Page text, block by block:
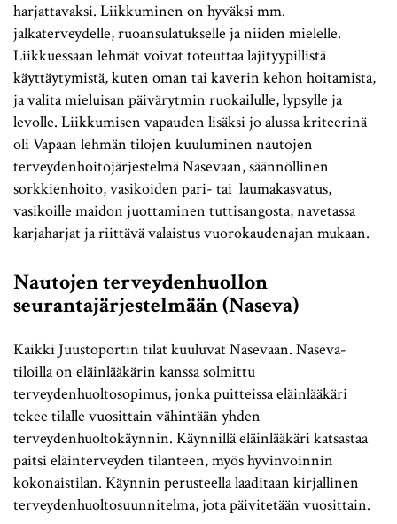
harjattavaksi. Liikkuminen on hyväksi mm.
jalkaterveydelle, ruoansulatukselle ja niiden mielelle.
Liikkuessaan lehmät voivat toteuttaa lajityypillistä
käyttäytymistä, kuten oman tai kaverin kehon hoitamista,
ja valita mieluisan päivärytmin ruokailulle, lypsylle ja
levolle. Liikkumisen vapauden lisäksi jo alussa kriteerinä
oli Vapaan lehmän tilojen kuuluminen nautojen
terveydenhoitojärjestelmä Nasevaan, säännöllinen
sorkkienhoito, vasikoiden pari- tai laumakasvatus,
vasikoille maidon juottaminen tuttisangosta, navetassa
karjaharjat ja riittävä valaistus vuorokaudenajan mukaan.
Nautojen terveydenhuollon
seurantajärjestelmään (Naseva)
Kaikki Juustoportin tilat kuuluvat Nasevaan. Naseva-
tiloilla on eläinlääkärin kanssa solmittu
terveydenhuoltosopimus, jonka puitteissa eläinlääkäri
tekee tilalle vuosittain vähintään yhden
terveydenhuoltokäynnin. Käynnillä eläinlääkäri katsastaa
paitsi eläinterveyden tilanteen, myös hyvinvoinnin
kokonaistilan. Käynnin perusteella laaditaan kirjallinen
terveydenhuoltosuunnitelma, jota päivitetään vuosittain.